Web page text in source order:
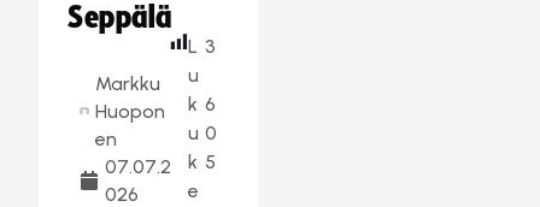
Seppälä
Markku
Huopon
en
07.07.2
026
L
u
k
u
k
e
3
6
0
5